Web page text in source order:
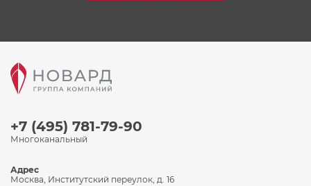
+7 (495) 781-79-90
Многоканальный
Адрес
Москва, Институтский переулок, д. 16